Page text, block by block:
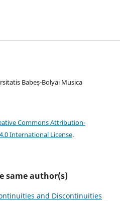
Babeș-Bolyai Musica
Commons Attribution-
International License.
same author(s)
and Discontinuities